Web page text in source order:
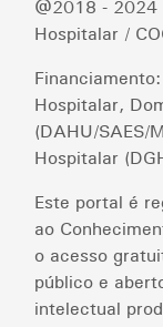
@2018 - 2024
Hospitalar /
Hospitalar,
(DAHU/SAES/
Hospitalar
Este portal é
ao
o acesso
público e
intelectual